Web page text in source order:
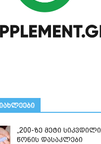
„200-ზე მეტი სიკვდილი
წონის დასაკლები